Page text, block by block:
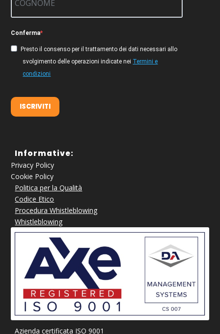
Conferma
Presto il consenso per il trattamento dei dati necessari allo
svolgimento delle operazioni indicate nei Termini e
condizioni
ISCRIVITI
Informative:
Privacy Policy
Cookie Policy
Politica per la Qualità
Codice Etico
Procedura Whistleblowing
Whistleblowing
Azienda certificata ISO 9001